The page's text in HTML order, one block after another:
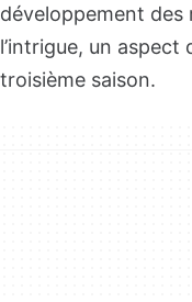
développement des
l’intrigue, un aspect
troisième saison.